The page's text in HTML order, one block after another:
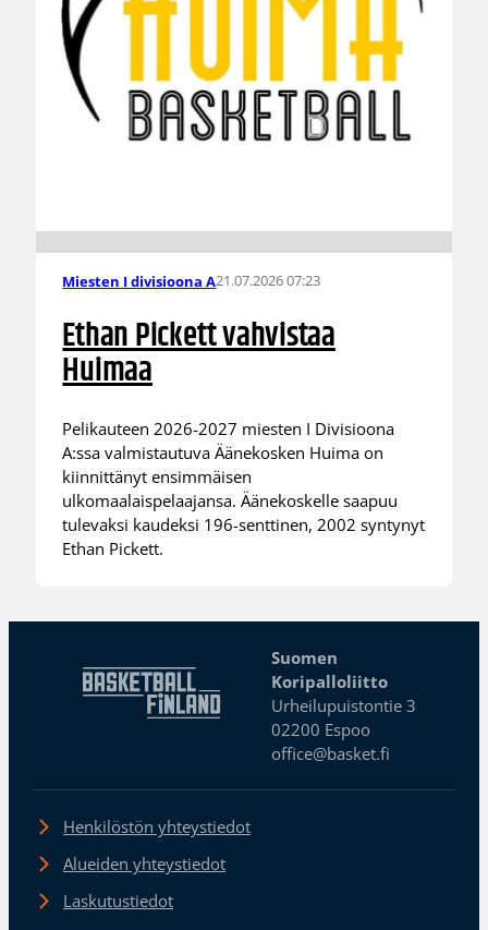
Miesten I divisioona A21.07.2026 07:23
Ethan Pickett vahvistaa
Huimaa
Pelikauteen 2026-2027 miesten I Divisioona
A:ssa valmistautuva Äänekosken Huima on
kiinnittänyt ensimmäisen
ulkomaalaispelaajansa. Äänekoskelle saapuu
tulevaksi kaudeksi 196-senttinen, 2002 syntynyt
Ethan Pickett.
Suomen
Koripalloliitto
Urheilupuistontie 3
02200 Espoo
office@basket.fi
Henkilöstön yhteystiedot
Alueiden yhteystiedot
Laskutustiedot